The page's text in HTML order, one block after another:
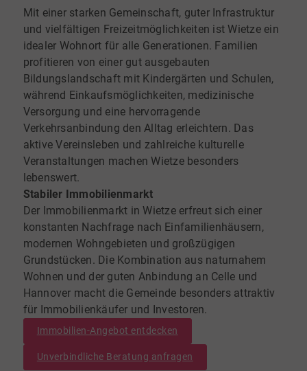
Mit einer starken Gemeinschaft, guter Infrastruktur
und vielfältigen Freizeitmöglichkeiten ist Wietze ein
idealer Wohnort für alle Generationen. Familien
profitieren von einer gut ausgebauten
Bildungslandschaft mit Kindergärten und Schulen,
während Einkaufsmöglichkeiten, medizinische
Versorgung und eine hervorragende
Verkehrsanbindung den Alltag erleichtern. Das
aktive Vereinsleben und zahlreiche kulturelle
Veranstaltungen machen Wietze besonders
lebenswert.
Stabiler Immobilienmarkt
Der Immobilienmarkt in Wietze erfreut sich einer
konstanten Nachfrage nach Einfamilienhäusern,
modernen Wohngebieten und großzügigen
Grundstücken. Die Kombination aus naturnahem
Wohnen und der guten Anbindung an Celle und
Hannover macht die Gemeinde besonders attraktiv
für Immobilienkäufer und Investoren.
Immobilien-Angebot entdecken
Unverbindliche Beratung anfragen